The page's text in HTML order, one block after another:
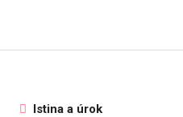
Istina a úrok